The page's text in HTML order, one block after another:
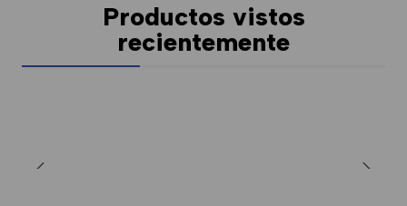
Productos vistos
recientemente